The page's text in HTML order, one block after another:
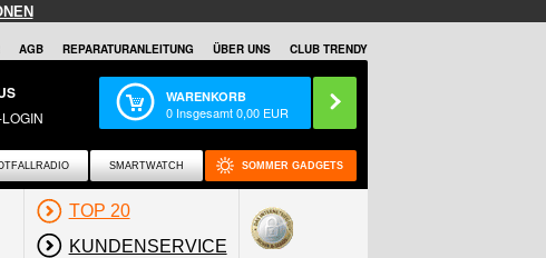
AGB REPARATURANLEITUNG ÜBER UNS CLUB TRENDY
WARENKORB
0 Insgesamt0,00 EUR
SMARTWATCH SOMMER GADGETS
TOP 20
KUNDENSERVICE